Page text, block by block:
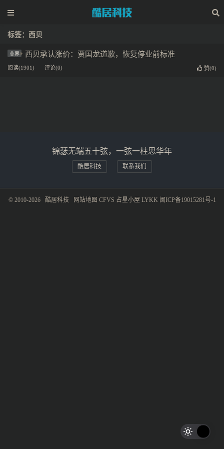
标签：西贝
业界 西贝承认涨价：贾国龙道歉，恢复停业前标准
阅读(1901) 评论(0) 赞(0)
锦瑟无端五十弦，一弦一柱思华年
酷居科技 联系我们
© 2010-2026 酷居科技 网站地图 CFVS 占星小屋 LYKK 闽ICP备19015281号-1